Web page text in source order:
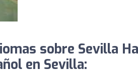
sobre Sevilla
en Sevilla: